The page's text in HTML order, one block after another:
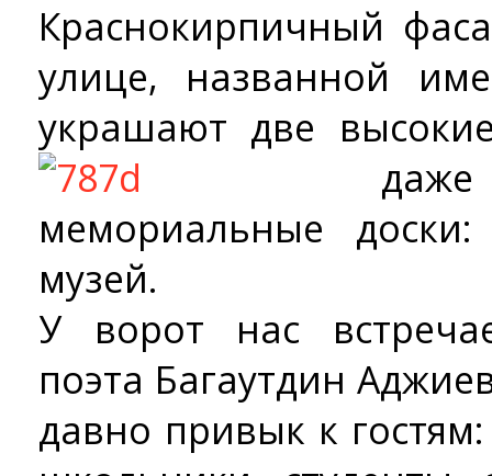
Краснокирпичный
улице, названной
украшают две
мемориальные
музей.
У ворот нас
поэта Багаутдин
давно привык к